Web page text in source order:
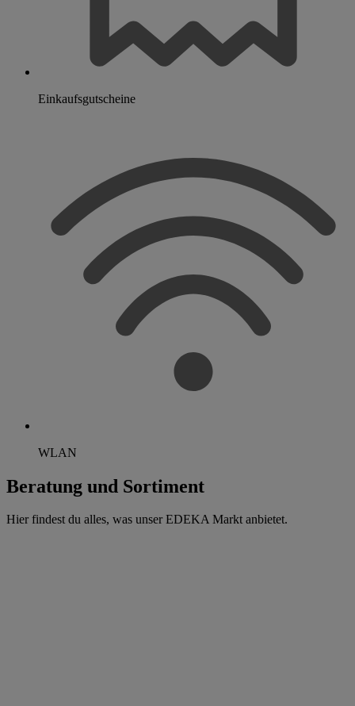
Einkaufsgutscheine
WLAN
Beratung und Sortiment
Hier findest du alles, was unser EDEKA Markt anbietet.